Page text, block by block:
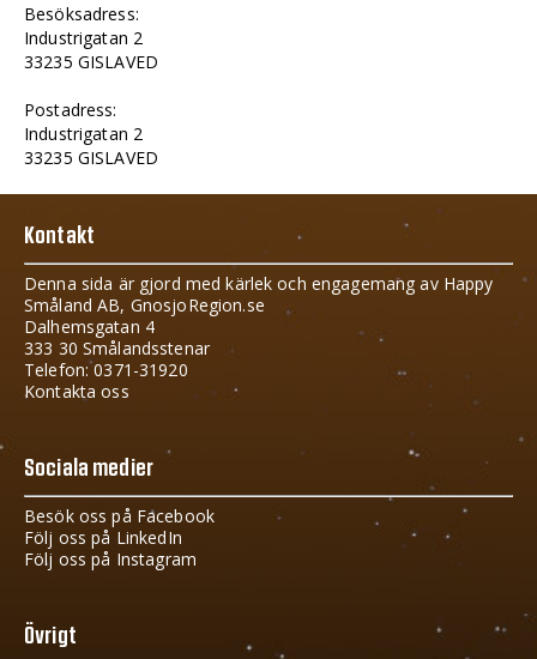
Besöksadress:
Industrigatan 2
33235 GISLAVED
Postadress:
Industrigatan 2
33235 GISLAVED
Kontakt
Denna sida är gjord med kärlek och engagemang av Happy
Småland AB, GnosjoRegion.se
Dalhemsgatan 4
333 30 Smålandsstenar
Telefon: 0371-31920
Kontakta oss
Sociala medier
Besök oss på Facebook
Följ oss på LinkedIn
Följ oss på Instagram
Övrigt